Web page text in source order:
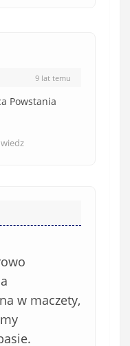
9 lat temu
Powstania
w maczety,